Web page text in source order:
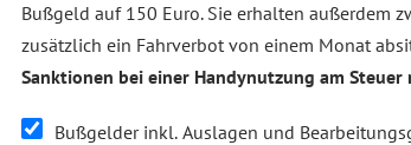
Bußgeld auf 150 Euro. Sie erhalten außerdem
zusätzlich ein Fahrverbot von einem Monat
Sanktionen bei einer Handynutzung am Steuer
Bußgelder inkl. Auslagen und